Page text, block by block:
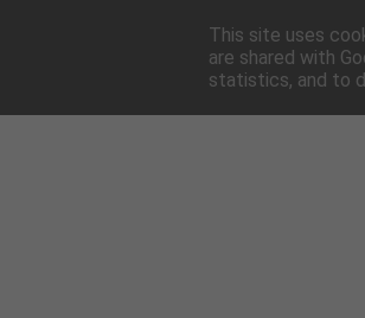
This site uses
are shared with
statistics, and to